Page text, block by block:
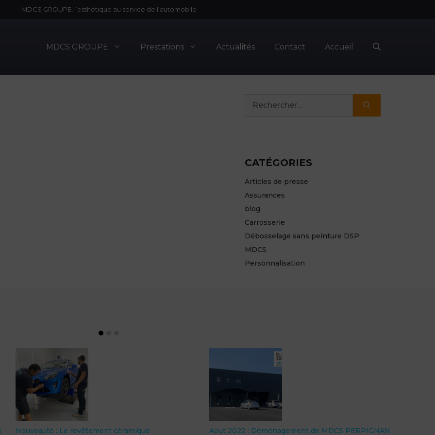
MDCS GROUPE, l’esthétique au service de l’automobile
MDCS GROUPE Prestations Actualités Contact Accueil
CATÉGORIES
Articles de presse
Assurances
blog
Carrosserie
Débosselage sans peinture DSP
MDCS
Personnalisation
: Le revêtement céramique Aout 2022 : Déménagement de MDCS PERPIGNAN